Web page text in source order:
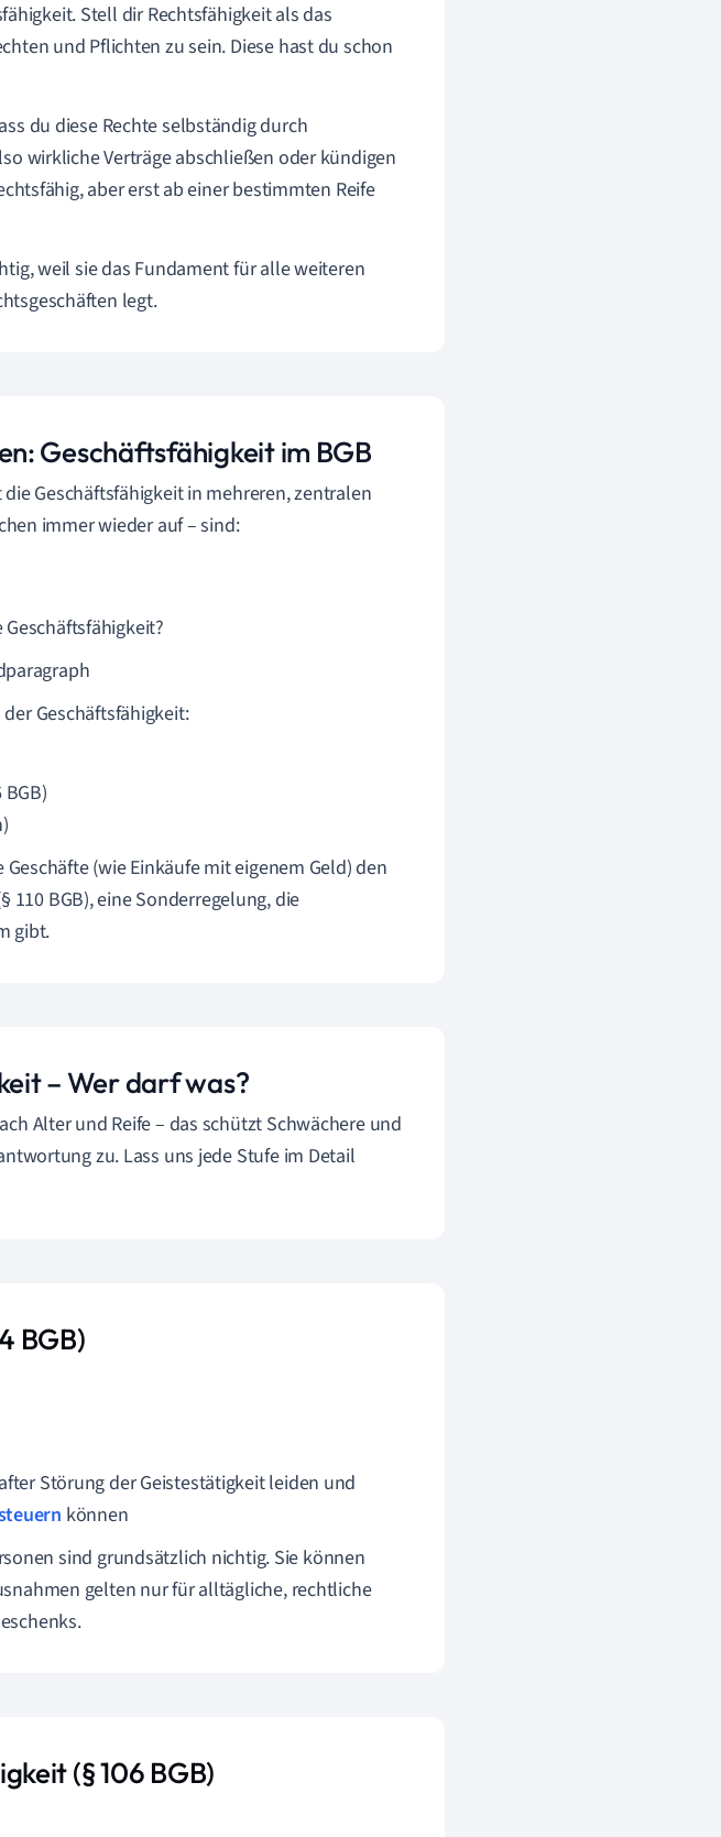
Stell dir Rechtsfähigkeit als das
und Pflichten zu sein. Diese hast du schon
du diese Rechte selbständig durch
wirkliche Verträge abschließen oder kündigen
aber erst ab einer bestimmten Reife
weil sie das Fundament für alle weiteren
legt.
Geschäftsfähigkeit im BGB
Geschäftsfähigkeit in mehreren, zentralen
immer wieder auf – sind:
Geschäftsfähigkeit:
(wie Einkäufe mit eigenem Geld) den
BGB), eine Sonderregelung, die
gibt.
– Wer darf was?
Alter und Reife – das schützt Schwächere und
zu. Lass uns jede Stufe im Detail
BGB)
Störung der Geistestätigkeit leiden und
können
sind grundsätzlich nichtig. Sie können
gelten nur für alltägliche, rechtliche
(§ 106 BGB)